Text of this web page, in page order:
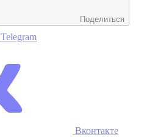
Поделиться
Telegram
Вконтакте